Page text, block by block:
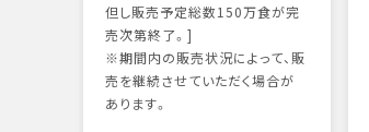
但し販売予定総数150万食が完
売次第終了。]
※期間内の販売状況によって、販
売を継続させていただく場合が
あります。